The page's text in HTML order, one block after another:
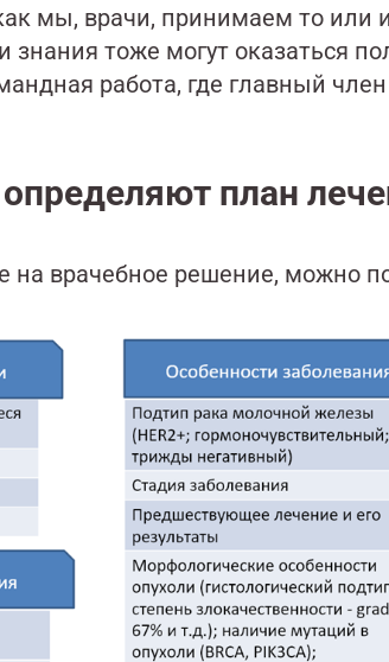
мы, врачи, принимаем то
знания тоже могут оказаться
работа, где главный
план
врачебное решение, можно